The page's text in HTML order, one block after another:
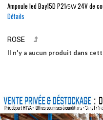
Ampoule ledBay15DP21/5W 24V de
Détails
ROSE
Il n'y a aucun produit dans